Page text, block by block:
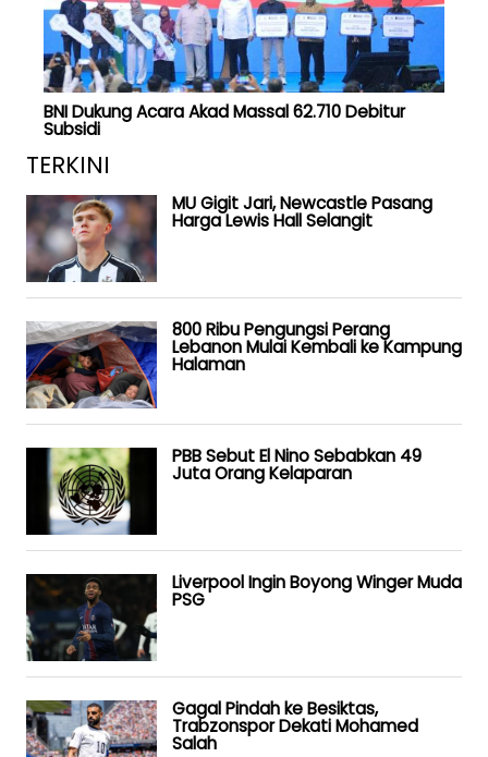
BNI Dukung Acara Akad Massal 62.710 Debitur
Subsidi
TERKINI
MU Gigit Jari, Newcastle Pasang
Harga Lewis Hall Selangit
800 Ribu Pengungsi Perang
Lebanon Mulai Kembali ke Kampung
Halaman
PBB Sebut El Nino Sebabkan 49
Juta Orang Kelaparan
Liverpool Ingin Boyong Winger Muda
PSG
Gagal Pindah ke Besiktas,
Trabzonspor Dekati Mohamed
Salah